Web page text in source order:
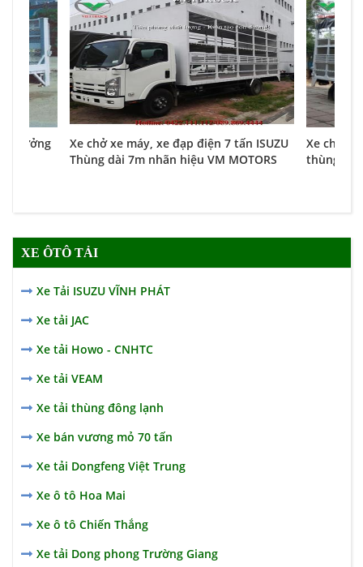
bưởng
Xe chở xe máy, xe đạp điện 7 tấn ISUZU
Thùng dài 7m nhãn hiệu VM MOTORS
Xe chở
thùng xe
XE ÔTÔ TẢI
Xe Tải ISUZU VĨNH PHÁT
Xe tải JAC
Xe tải Howo - CNHTC
Xe tải VEAM
Xe tải thùng đông lạnh
Xe bán vương mỏ 70 tấn
Xe tải Dongfeng Việt Trung
Xe ô tô Hoa Mai
Xe ô tô Chiến Thắng
Xe tải Dong phong Trường Giang